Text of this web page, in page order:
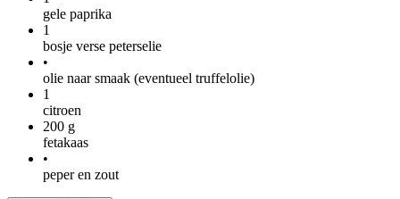
gele paprika
1
bosje verse peterselie
•
olie naar smaak (eventueel truffelolie)
1
citroen
200 g
fetakaas
•
peper en zout